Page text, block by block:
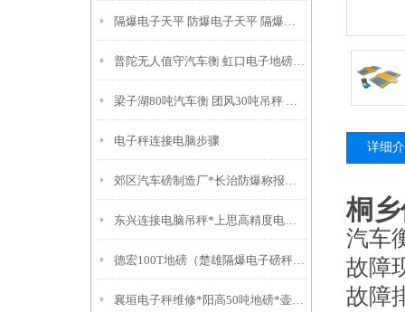
隔爆电子天平 防爆电子天平 隔爆吊秤 故障维修解决方案：
普陀无人值守汽车衡 虹口电子地磅 月浦地磅 罗泾汽车衡
梁子湖80吨汽车衡 团风30吨吊秤 云梦200T地磅安装调试
电子秤连接电脑步骤
郊区汽车磅制造厂*长治防爆称报价*襄垣电子秤维修*屯留汽车磅修理
东兴连接电脑吊秤*上思高精度电子称*万秀防水称*城区电子称
德宏100T地磅（楚雄隔爆电子磅秤）盐津防爆衡器）大理便携式轨道秤
襄垣电子秤维修*阳高50吨地磅*壶关汽车衡制造厂*沁源吊钩称维修
详细
桐
汽车
故障
故障